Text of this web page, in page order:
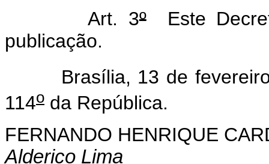
Art. 3ºEste
publicação.
Brasília, 13 de fevereiro
114o da República.
FERNANDO HENRIQUE
Alderico Lima